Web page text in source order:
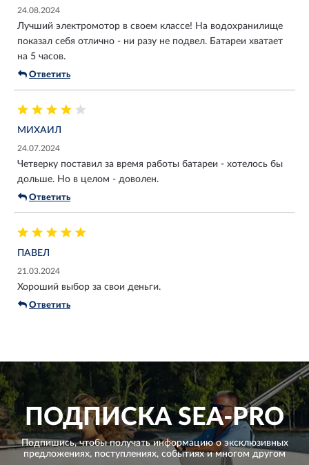
24.08.2024
Лучший электромотор в своем классе! На водохранилище
показал себя отлично - ни разу не подвел. Батареи хватает
на 5 часов.
Ответить
МИХАИЛ
24.07.2024
Четверку поставил за время работы батареи - хотелось бы
дольше. Но в целом - доволен.
Ответить
ПАВЕЛ
21.03.2024
Хороший выбор за свои деньги.
Ответить
ПОДПИСКАSEA-PRO
Подпишись, чтобы получать информацию о эксклюзивных
предложениях, поступлениях, событиях и многом другом